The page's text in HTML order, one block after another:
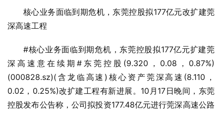
核心业务面临到期危机，东莞控股拟177亿元改扩建莞
深高速工程
#核心业务面临到期危机，东莞控股拟177亿元扩建莞
深高速意在续期#东莞控股(9.320，0.08，0.87%)
(000828.sz)(含龙临高速)核心资产莞深高速(8.110，
0.02，0.25%)改扩建工程有新进展。10月17日晚间，东莞
控股发布公告称，公司拟投资177.48亿元进行莞深高速公路